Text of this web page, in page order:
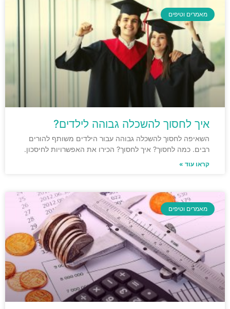
מאמרים וטיפים
איך לחסוך להשכלה גבוהה לילדים?
השאיפה לחסוך להשכלה גבוהה עבור הילדים משותף להורים
רבים. כמה לחסוך? איך לחסוך? הכירו את האפשרויות לחיסכון.
קראו עוד »
מאמרים וטיפים